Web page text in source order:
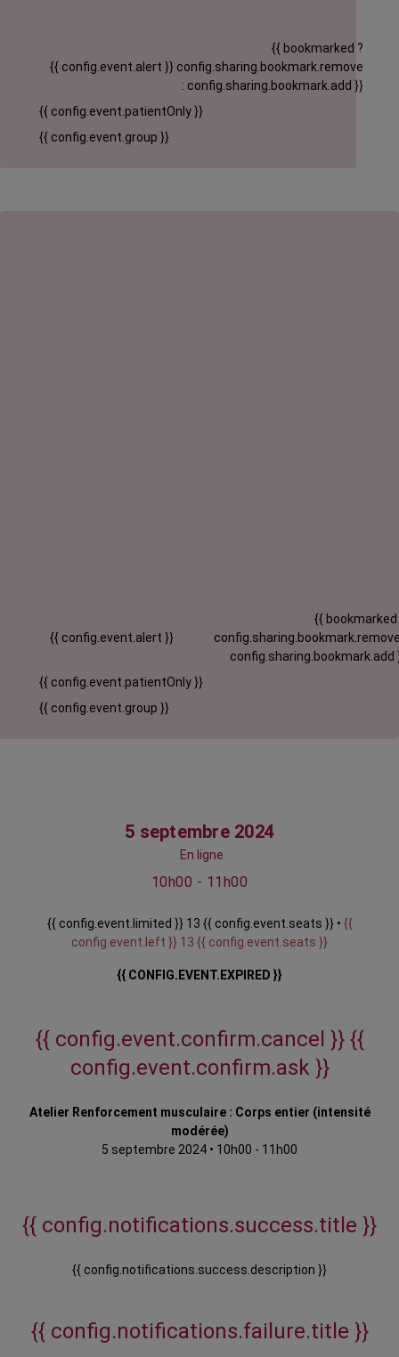
{{ config.event.alert }}
{{ bookmarked ?
config.sharing.bookmark.remove
: config.sharing.bookmark.add }}
{{ config.event.patientOnly }}
{{ config.event.group }}
{{ config.event.alert }}
{{ bookmarked
config.sharing.bookmark.add
{{ config.event.patientOnly }}
{{ config.event.group }}
5 septembre 2024
En ligne
10h00 - 11h00
{{ config.event.limited }} 13 {{ config.event.seats }} • {{
config.event.left }} 13 {{ config.event.seats }}
{{ CONFIG.EVENT.EXPIRED }}
{{ config.event.confirm.cancel }} {{
config.event.confirm.ask }}
Atelier Renforcement musculaire : Corps entier (intensité
modérée)
5 septembre 2024 • 10h00 - 11h00
{{ config.notifications.success.title }}
{{ config.notifications.success.description }}
{{ config.notifications.failure.title }}